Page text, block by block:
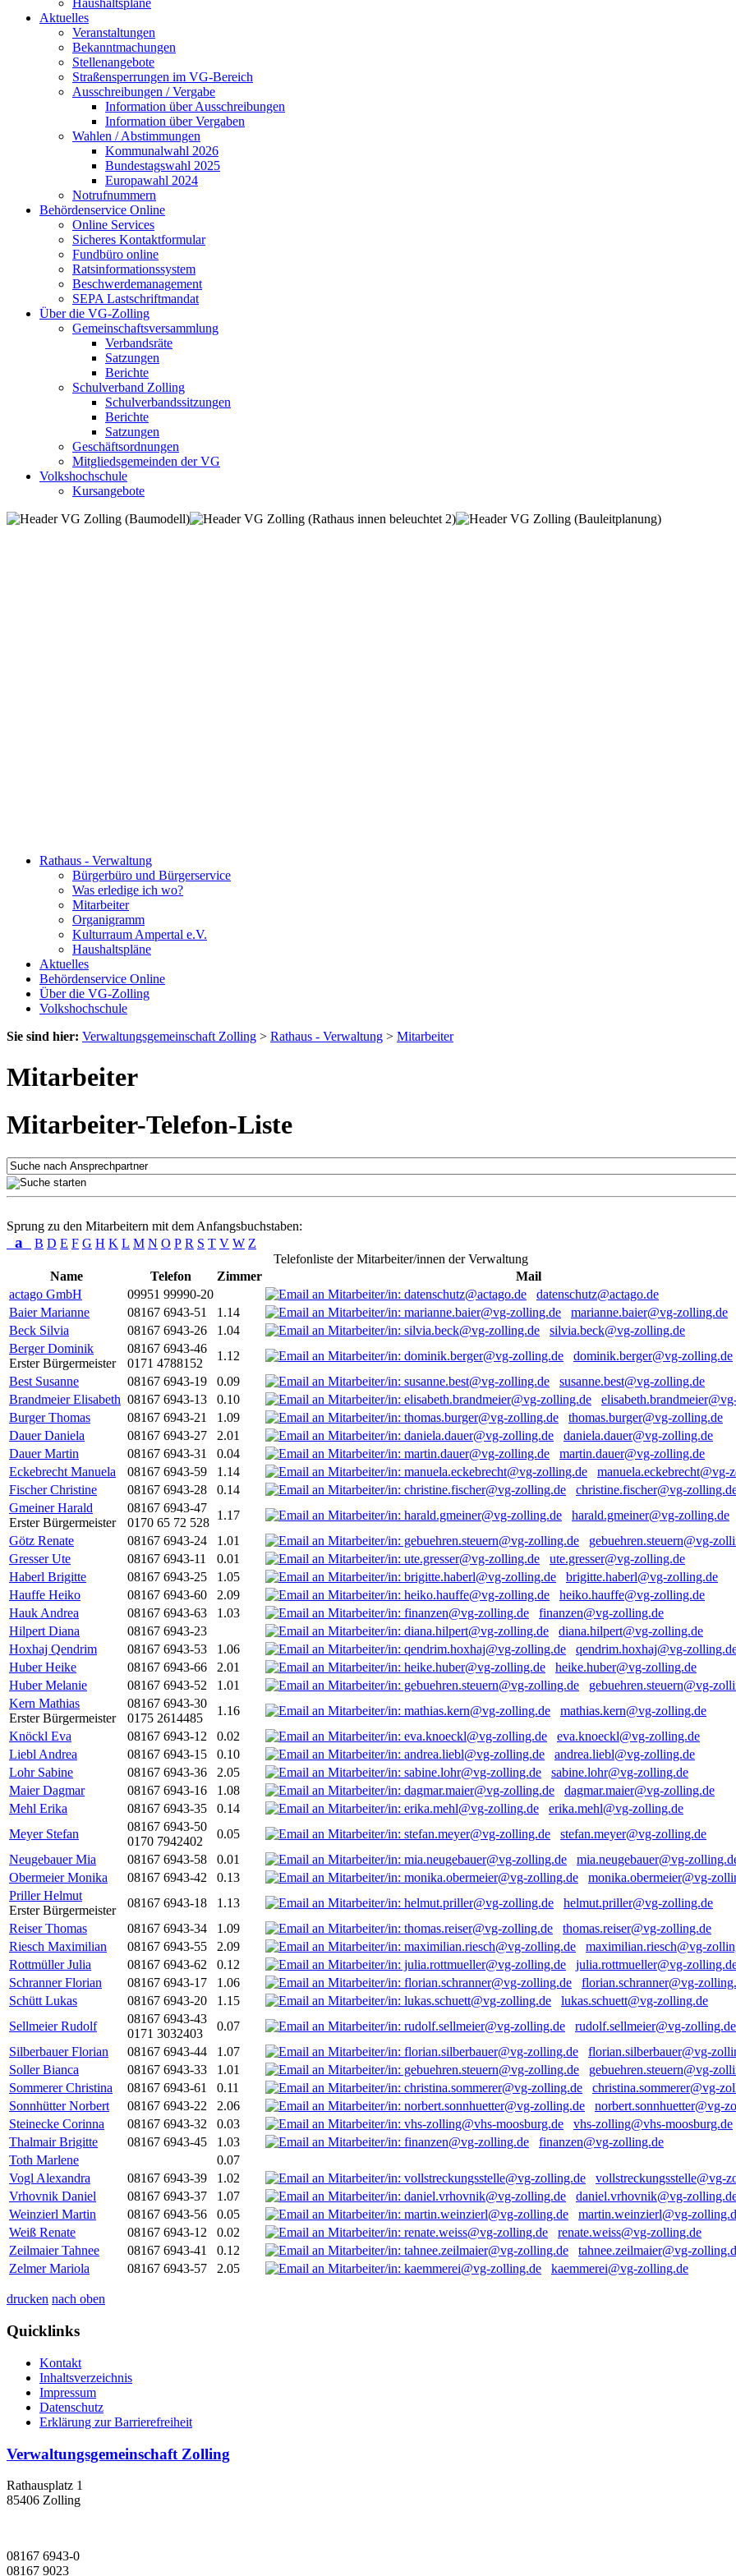
Haushaltspläne
Aktuelles
Veranstaltungen
Bekanntmachungen
Stellenangebote
Straßensperrungen im VG-Bereich
Ausschreibungen / Vergabe
Information über Ausschreibungen
Information über Vergaben
Wahlen / Abstimmungen
Kommunalwahl 2026
Bundestagswahl 2025
Europawahl 2024
Notrufnummern
Behördenservice Online
Online Services
Sicheres Kontaktformular
Fundbüro online
Ratsinformationssystem
Beschwerdemanagement
SEPA Lastschriftmandat
Über die VG-Zolling
Gemeinschaftsversammlung
Verbandsräte
Satzungen
Berichte
Schulverband Zolling
Schulverbandssitzungen
Berichte
Satzungen
Geschäftsordnungen
Mitgliedsgemeinden der VG
Volkshochschule
Kursangebote
Rathaus - Verwaltung
Bürgerbüro und Bürgerservice
Was erledige ich wo?
Mitarbeiter
Organigramm
Kulturraum Ampertal e.V.
Haushaltspläne
Aktuelles
Behördenservice Online
Über die VG-Zolling
Volkshochschule
Sie sind hier: Verwaltungsgemeinschaft Zolling > Rathaus - Verwaltung > Mitarbeiter
Mitarbeiter
Mitarbeiter-Telefon-Liste
Sprung zu den Mitarbeitern mit dem Anfangsbuchstaben:
a B D E F G H K L M N O P R S T V W Z
Telefonliste der Mitarbeiter/innen der Verwaltung
Name
Telefon Zimmer
Mail
actago GmbH
09951 99990-20
datenschutz@actago.de
Baier Marianne
08167 6943-51 1.14
marianne.baier@vg-zolling.de
Beck Silvia
08167 6943-26 1.04
silvia.beck@vg-zolling.de
Berger Dominik
Erster Bürgermeister
08167 6943-46
0171 4788152
1.12
dominik.berger@vg-zolling.de
Best Susanne
08167 6943-19 0.09
susanne.best@vg-zolling.de
Brandmeier Elisabeth 08167 6943-13 0.10
Burger Thomas
08167 6943-21 1.09
thomas.burger@vg-zolling.de
Dauer Daniela
08167 6943-27 2.01
daniela.dauer@vg-zolling.de
Dauer Martin
08167 6943-31 0.04
martin.dauer@vg-zolling.de
Eckebrecht Manuela
08167 6943-59 1.14
manuela.eckebrecht@vg-
Fischer Christine
08167 6943-28 0.14
christine.fischer@vg-
Gmeiner Harald
Erster Bürgermeister
08167 6943-47
0170 65 72 528
1.17
harald.gmeiner@vg-zolling.de
Götz Renate
08167 6943-24 1.01
gebuehren.steuern@vg-
Gresser Ute
08167 6943-11 0.01
ute.gresser@vg-zolling.de
Haberl Brigitte
08167 6943-25 1.05
brigitte.haberl@vg-zolling.de
Hauffe Heiko
08167 6943-60 2.09
heiko.hauffe@vg-zolling.de
Hauk Andrea
08167 6943-63 1.03
finanzen@vg-zolling.de
Hilpert Diana
08167 6943-23
diana.hilpert@vg-zolling.de
Hoxhaj Qendrim
08167 6943-53 1.06
qendrim.hoxhaj@vg-
Huber Heike
08167 6943-66 2.01
heike.huber@vg-zolling.de
Huber Melanie
08167 6943-52 1.01
gebuehren.steuern@vg-
Kern Mathias
Erster Bürgermeister
08167 6943-30
0175 2614485
1.16
mathias.kern@vg-zolling.de
Knöckl Eva
08167 6943-12 0.02
eva.knoeckl@vg-zolling.de
Liebl Andrea
08167 6943-15 0.10
andrea.liebl@vg-zolling.de
Lohr Sabine
08167 6943-36 2.05
sabine.lohr@vg-zolling.de
Maier Dagmar
08167 6943-16 1.08
dagmar.maier@vg-zolling.de
Mehl Erika
08167 6943-35 0.14
erika.mehl@vg-zolling.de
Meyer Stefan
08167 6943-50
0170 7942402
0.05
stefan.meyer@vg-zolling.de
Neugebauer Mia
08167 6943-58 0.01
mia.neugebauer@vg-
Obermeier Monika
08167 6943-42 0.13
monika.obermeier@vg-
Priller Helmut
Erster Bürgermeister
08167 6943-18 1.13
helmut.priller@vg-zolling.de
Reiser Thomas
08167 6943-34 1.09
thomas.reiser@vg-zolling.de
Riesch Maximilian
08167 6943-55 2.09
maximilian.riesch@vg-
Rottmüller Julia
08167 6943-62 0.12
julia.rottmueller@vg-
Schranner Florian
08167 6943-17 1.06
florian.schranner@vg-
Schütt Lukas
08167 6943-20 1.15
lukas.schuett@vg-zolling.de
Sellmeier Rudolf
08167 6943-43
0171 3032403
0.07
rudolf.sellmeier@vg-zolling.de
Silberbauer Florian
08167 6943-44 1.07
florian.silberbauer@vg-
Soller Bianca
08167 6943-33 1.01
gebuehren.steuern@vg-
Sommerer Christina
08167 6943-61 0.11
christina.sommerer@vg-
Sonnhütter Norbert
08167 6943-22 2.06
norbert.sonnhuetter@vg-
Steinecke Corinna
08167 6943-32 0.03
vhs-zolling@vhs-moosburg.de
Thalmair Brigitte
08167 6943-45 1.03
finanzen@vg-zolling.de
Toth Marlene
0.07
Vogl Alexandra
08167 6943-39 1.02
vollstreckungsstelle@vg-
Vrhovnik Daniel
08167 6943-37 1.07
daniel.vrhovnik@vg-
Weinzierl Martin
08167 6943-56 0.05
martin.weinzierl@vg-
Weiß Renate
08167 6943-12 0.02
renate.weiss@vg-zolling.de
Zeilmaier Tahnee
08167 6943-41 0.12
tahnee.zeilmaier@vg-
Zelmer Mariola
08167 6943-57 2.05 kaemmerei@vg-zolling.de
drucken nach oben
Quicklinks
Kontakt
Inhaltsverzeichnis
Impressum
Datenschutz
Erklärung zur Barrierefreiheit
Verwaltungsgemeinschaft Zolling
Rathausplatz 1
85406 Zolling
08167 6943-0
08167 9023